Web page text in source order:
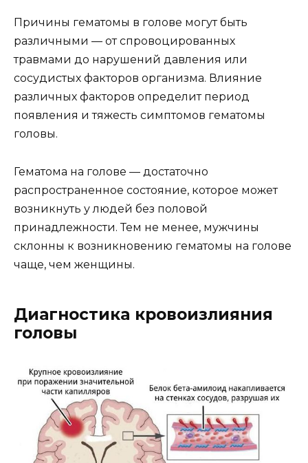
Причины гематомы в голове могут быть
различными — от спровоцированных
травмами до нарушений давления или
сосудистых факторов организма. Влияние
различных факторов определит период
появления и тяжесть симптомов гематомы
головы.
Гематома на голове — достаточно
распространенное состояние, которое может
возникнуть у людей без половой
принадлежности. Тем не менее, мужчины
склонны к возникновению гематомы на голове
чаще, чем женщины.
Диагностика кровоизлияния
головы